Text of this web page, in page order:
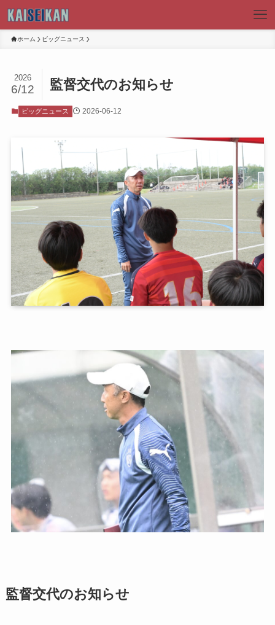
ホーム ビッグニュース
監督交代のお知らせ
2026
6/12
ビッグニュース 2026-06-12
監督交代のお知らせ